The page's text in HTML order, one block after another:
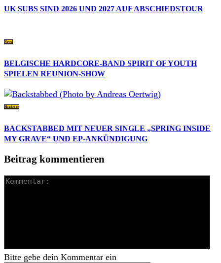
UK SUBS SIND 2026 UND 2027 AUF ABSCHIEDSTOUR
News
BELGISCHE HARDCORE-BAND SPIRIT OF YOUTH
SPIELEN REUNION-SHOW
Hardcore
BACKSTABBED MIT NEUER SINGLE „SPRING INSIDE
MY GRAVE“ UND EP-ANKÜNDIGUNG
Beitrag kommentieren
Bitte gebe dein Kommentar ein